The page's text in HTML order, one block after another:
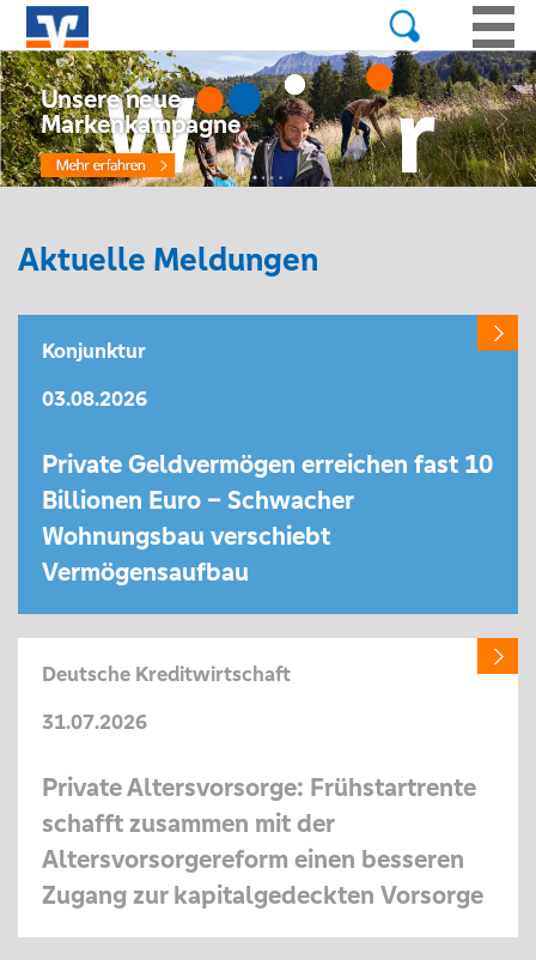
Unsere neue
Markenkampagne
Aktuelle Meldungen
Konjunktur
03.08.2026
Private Geldvermögen erreichen fast 10
Billionen Euro – Schwacher
Wohnungsbau verschiebt
Vermögensaufbau
Deutsche Kreditwirtschaft
31.07.2026
Private Altersvorsorge: Frühstartrente
schafft zusammen mit der
Altersvorsorgereform einen besseren
Zugang zur kapitalgedeckten Vorsorge